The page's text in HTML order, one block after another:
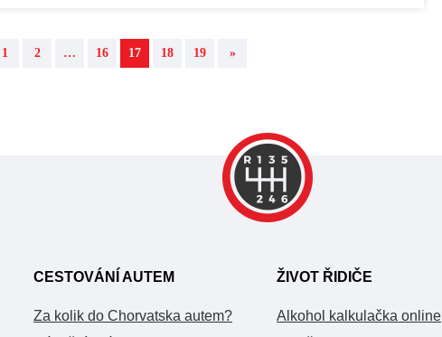
1 2 … 16 17 18 19 »
CESTOVÁNÍ AUTEM
Za kolik do Chorvatska autem?
ŽIVOT ŘIDIČE
Alkohol kalkulačka online